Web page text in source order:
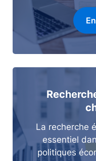
La recherche
essentiel
politiques